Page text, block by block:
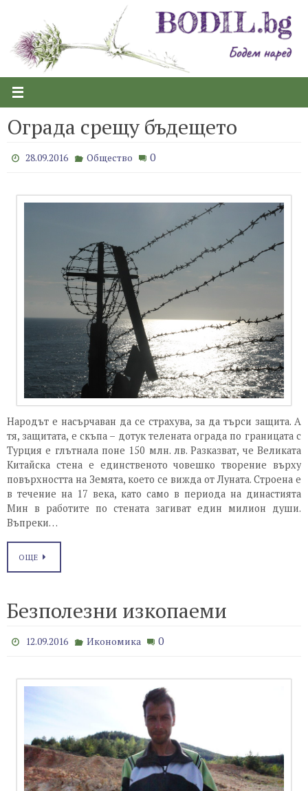
content
Ограда срещу бъдещето
28.09.2016 Общество 0
Народът е насърчаван да се страхува, за да търси защита. А
тя, защитата, е скъпа – дотук телената ограда по границата с
Турция е глътнала поне 150 млн. лв. Разказват, че Великата
Китайска стена е единственото човешко творение върху
повърхността на Земята, което се вижда от Луната. Строена е
в течение на 17 века, като само в периода на династията
Мин в работите по стената загиват един милион души.
Въпреки…
ОЩЕ
Безполезни изкопаеми
12.09.2016 Икономика 0